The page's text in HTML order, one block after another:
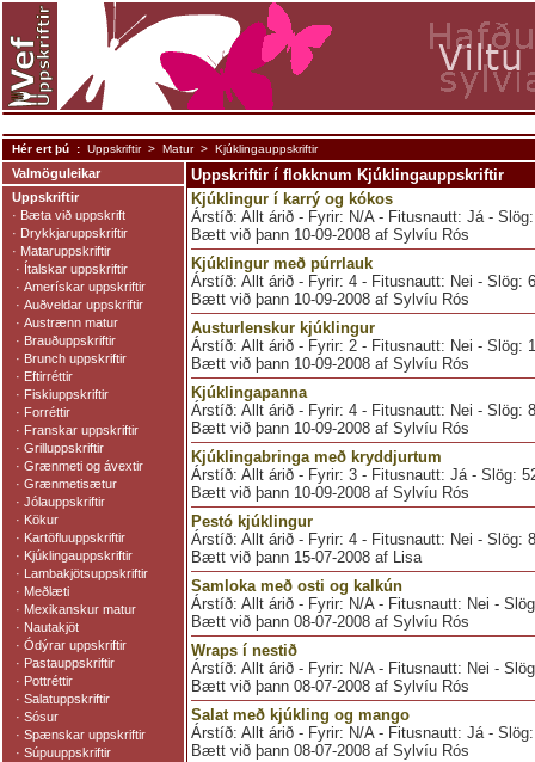
Uppskriftir í flokknum Kjúklingauppskriftir
Kjúklingur í karrý og kókos
Árstíð: Allt árið - Fyrir: N/A - Fitusnautt: Já -
Bætt við þann 10-09-2008 af Sylvíu Rós
Kjúklingur með púrrlauk
Árstíð: Allt árið - Fyrir: 4 - Fitusnautt: Nei - Slög:
Bætt við þann 10-09-2008 af Sylvíu Rós
Austurlenskur kjúklingur
Árstíð: Allt árið - Fyrir: 2 - Fitusnautt: Nei - Slög:
Bætt við þann 10-09-2008 af Sylvíu Rós
Kjúklingapanna
Árstíð: Allt árið - Fyrir: 4 - Fitusnautt: Nei - Slög:
Bætt við þann 10-09-2008 af Sylvíu Rós
Kjúklingabringa með kryddjurtum
Árstíð: Allt árið - Fyrir: 3 - Fitusnautt: Já - Slög:
Bætt við þann 10-09-2008 af Sylvíu Rós
Pestó kjúklingur
Árstíð: Allt árið - Fyrir: 4 - Fitusnautt: Nei - Slög:
Bætt við þann 15-07-2008 af Lisa
Samloka með osti og kalkún
Árstíð: Allt árið - Fyrir: N/A - Fitusnautt: Nei -
Bætt við þann 08-07-2008 af Sylvíu Rós
Wraps í nestið
Árstíð: Allt árið - Fyrir: N/A - Fitusnautt: Nei -
Bætt við þann 08-07-2008 af Sylvíu Rós
Salat með kjúkling og mango
Árstíð: Allt árið - Fyrir: N/A - Fitusnautt: Já -
Bætt við þann 08-07-2008 af Sylvíu Rós
Valmöguleikar
Uppskriftir
· Bæta við uppskrift
· Drykkjaruppskriftir
· Mataruppskriftir
· Ítalskar uppskriftir
· Amerískar uppskriftir
· Auðveldar uppskriftir
· Austrænn matur
· Brauðuppskriftir
· Brunch uppskriftir
· Eftirréttir
· Fiskiuppskriftir
· Forréttir
· Franskar uppskriftir
· Grilluppskriftir
· Grænmeti og ávextir
· Grænmetisætur
· Jólauppskriftir
· Kökur
· Kartöfluuppskriftir
· Kjúklingauppskriftir
· Lambakjötsuppskriftir
· Meðlæti
· Mexikanskur matur
· Nautakjöt
· Ódýrar uppskriftir
· Pastauppskriftir
· Pottréttir
· Salatuppskriftir
· Sósur
· Spænskar uppskriftir
· Súpuuppskriftir
Hér ert þú : Uppskriftir > Matur > Kjúklingauppskriftir